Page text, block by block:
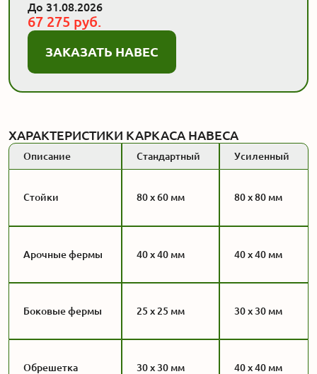
До 31.08.2026
67 275 руб.
ЗАКАЗАТЬ НАВЕС
ХАРАКТЕРИСТИКИ КАРКАСА НАВЕСА
Описание Стандартный Усиленный
Стойки 80 х 60 мм 80 х 80 мм
Арочные фермы 40 х 40 мм 40 х 40 мм
Боковые фермы 25 х 25 мм 30 х 30 мм
Обрешетка 30 х 30 мм 40 х 40 мм